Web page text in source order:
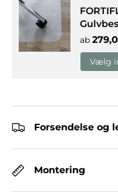
ab
Vælg
Forsendelse og
Montering